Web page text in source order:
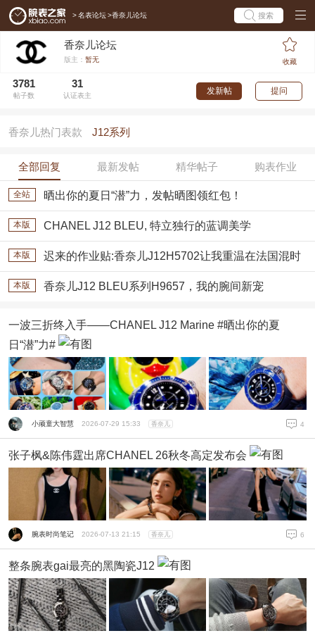
> 名表论坛 >香奈儿论坛 搜索
香奈儿论坛
版主： 暂无 收藏
3781
帖子数
31
认证表主 发新帖 提问
香奈儿热门表款 J12系列
全部回复 最新发帖 精华帖子 购表作业
全站 晒出你的夏日“潜”力，发帖晒图领红包！
本版 CHANEL J12 BLEU, 特立独行的蓝调美学
本版 迟来的作业贴:香奈儿J12H5702让我重温在法国混时
尚圈儿的日子
本版 香奈儿J12 BLEU系列H9657，我的腕间新宠
一波三折终入手——CHANEL J12 Marine #晒出你的夏
日“潜”力#
小顽童大智慧 2026-07-29 15:33 香奈儿 4
张子枫&陈伟霆出席CHANEL 26秋冬高定发布会
腕表时尚笔记 2026-07-13 21:15 香奈儿 6
整条腕表gai最亮的黑陶瓷J12